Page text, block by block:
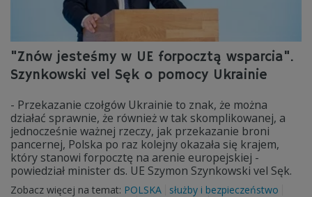
"Znów jesteśmy w UE forpocztą wsparcia".
Szynkowski vel Sęk o pomocy Ukrainie
- Przekazanie czołgów Ukrainie to znak, że można
działać sprawnie, że również w tak skomplikowanej, a
jednocześnie ważnej rzeczy, jak przekazanie broni
pancernej, Polska po raz kolejny okazała się krajem,
który stanowi forpocztę na arenie europejskiej -
powiedział minister ds. UE Szymon Szynkowski vel Sęk.
Zobacz więcej na temat: POLSKA
służby i bezpieczeństwo